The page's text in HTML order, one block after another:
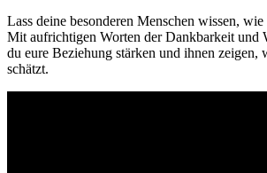
Lass deine besonderen Menschen wissen,
Mit aufrichtigen Worten der Dankbarkeit und
du eure Beziehung stärken und ihnen zeigen,
schätzt.